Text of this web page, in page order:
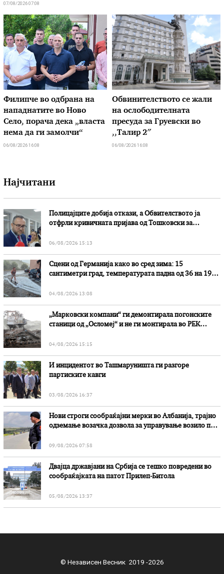
07/08/2026 07:08
Филипче во одбрана на
нападнатите во Ново
Село, порача дека „власта
нема да ги замолчи“
06/08/2026 16:08
Обвинителството се жали
на ослободителната
пресуда за Груевски во
,,Талир 2″
06/08/2026 16:08
Најчитани
Полицајците добија откази, а Обвителството ја
отфрли кривичната пријава од Тошковски за
06/08/2026 15:13
Сцени од Германија како во сред зима: 15
сантиметри град, температурата падна од 36 на 19
04/08/2026 13:08
„Марковски компани“ ги демонтирала погонските
станици од „Осломеј“ и не ги монтирала во РЕК
04/08/2026 15:15
И инцидентот во Ташмаруништa ги разгоре
партиските кавги
03/08/2026 16:37
Нови строги сообраќајни мерки во Aлбанија, трајно
одземање возачка дозвола за управување возило под
09/08/2026 07:58
Двајца државјани на Србија се тешко повредени во
сообраќајката на патот Прилеп-Битола
05/08/2026 13:37
© Независен Весник 2019 -2026